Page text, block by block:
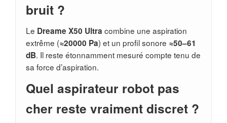
bruit ?
Le Dreame X50 Ultra combine une aspiration
extrême (≈20000 Pa) et un profil sonore ≈50–61
dB. Il reste étonnamment mesuré compte tenu de
sa force d’aspiration.
Quel aspirateur robot pas
cher reste vraiment discret ?